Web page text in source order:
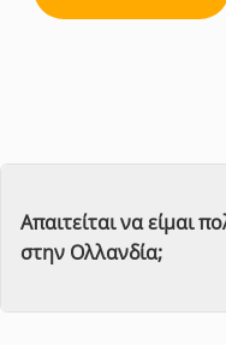
Απαιτείται να είμαι
στην Ολλανδία;